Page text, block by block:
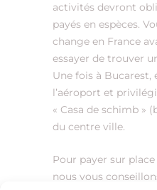
activités devront
payés en espèces.
change en France
essayer de trouver
Une fois à Bucarest,
l’aéroport et
« Casa de schimb »
du centre ville.
Pour payer sur
nous vous